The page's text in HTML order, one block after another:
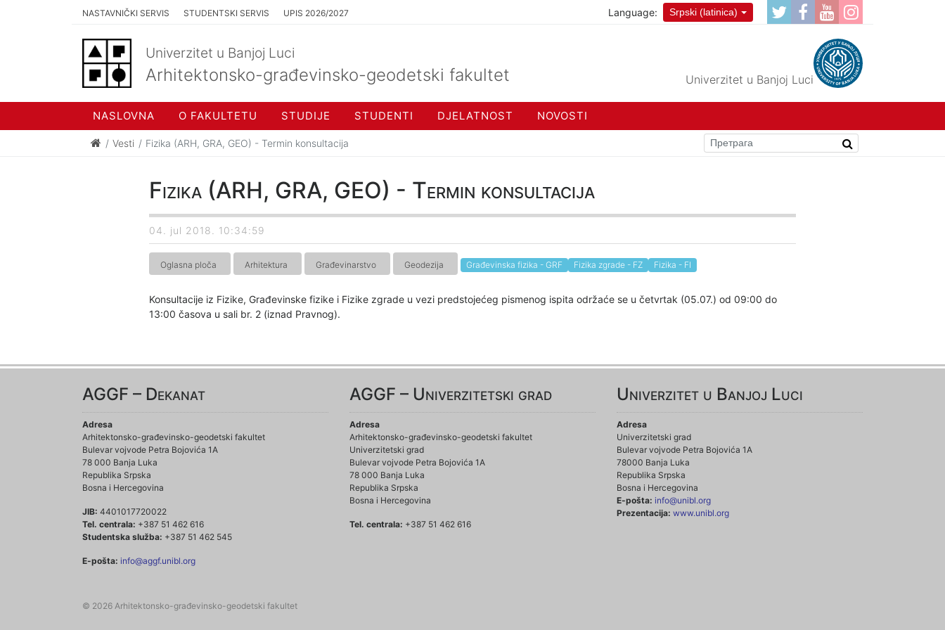
NASTAVNIČKI SERVIS STUDENTSKI SERVIS UPIS 2026/2027 Language: Srpski (latinica)
Univerzitet u Banjoj Luci
Arhitektonsko-građevinsko-geodetski fakultet Univerzitet u Banjoj Luci
NASLOVNA O FAKULTETU STUDIJE STUDENTI DJELATNOST NOVOSTI
Vesti Fizika (ARH, GRA, GEO) - Termin konsultacija
Fizika (ARH, GRA, GEO) - Termin konsultacija
04. jul 2018. 10:34:59
Oglasna ploča Arhitektura Građevinarstvo Geodezija Građevinska fizika - GRF Fizika zgrade - FZ Fizika - FI
Konsultacije iz Fizike, Građevinske fizike i Fizike zgrade u vezi predstojećeg pismenog ispita održaće se u četvrtak (05.07.) od 09:00 do
13:00 časova u sali br. 2 (iznad Pravnog).
AGGF – Dekanat
Adresa
Arhitektonsko-građevinsko-geodetski fakultet
Bulevar vojvode Petra Bojovića 1A
78 000 Banja Luka
Republika Srpska
Bosna i Hercegovina
JIB: 4401017720022
Tel. centrala: +387 51 462 616
Studentska služba: +387 51 462 545
E-pošta: info@aggf.unibl.org
AGGF – Univerzitetski grad
Adresa
Arhitektonsko-građevinsko-geodetski fakultet
Univerzitetski grad
Bulevar vojvode Petra Bojovića 1A
78 000 Banja Luka
Republika Srpska
Bosna i Hercegovina
Tel. centrala: +387 51 462 616
Univerzitet u Banjoj Luci
Adresa
Univerzitetski grad
Bulevar vojvode Petra Bojovića 1A
78000 Banja Luka
Republika Srpska
Bosna i Hercegovina
E-pošta: info@unibl.org
Prezentacija: www.unibl.org
© 2026 Arhitektonsko-građevinsko-geodetski fakultet